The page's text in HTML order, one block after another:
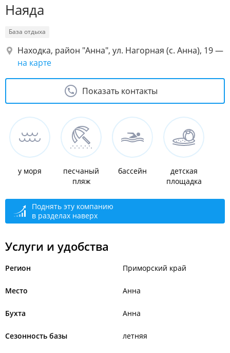
Наяда
База отдыха
Находка, район "Анна", ул. Нагорная (с. Анна), 19—
на карте
Показать контакты
у моря
песчаный
пляж
бассейн
детская
площадка
Поднять эту компанию
в разделах наверх
Услуги и удобства
Регион Приморский край
Место Анна
Бухта Анна
Сезонность базы летняя